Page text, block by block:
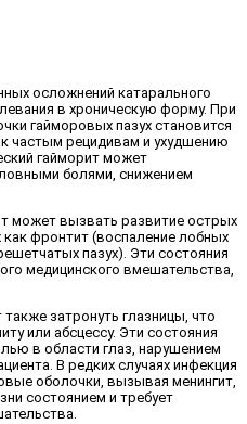
осложнений катарального
в хроническую форму. При
гайморовых пазух становится
частым рецидивам и ухудшению
гайморит может
болями, снижением
может вызвать развитие острых
фронтит (воспаление лобных
пазух). Эти состояния
медицинского вмешательства,
затронуть глазницы, что
или абсцессу. Эти состояния
в области глаз, нарушением
В редких случаях инфекция
оболочки, вызывая менингит,
состоянием и требует